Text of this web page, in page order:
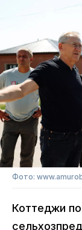
Фото:
Коттеджи